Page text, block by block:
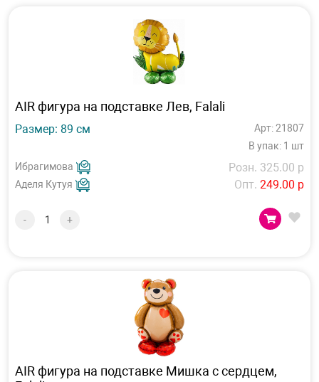
AIR фигура на подставке Лев, Falali
Размер: 89 см
Арт: 21807
В упак: 1 шт
Ибрагимова
Аделя Кутуя
Розн. 325.00 р
Опт. 249.00 р
- +
AIR фигура на подставке Мишка с сердцем,